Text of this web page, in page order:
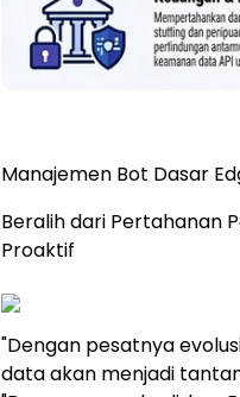
Manajemen Bot Dasar
Beralih dari Pertahanan
Proaktif
"Dengan pesatnya
data akan menjadi